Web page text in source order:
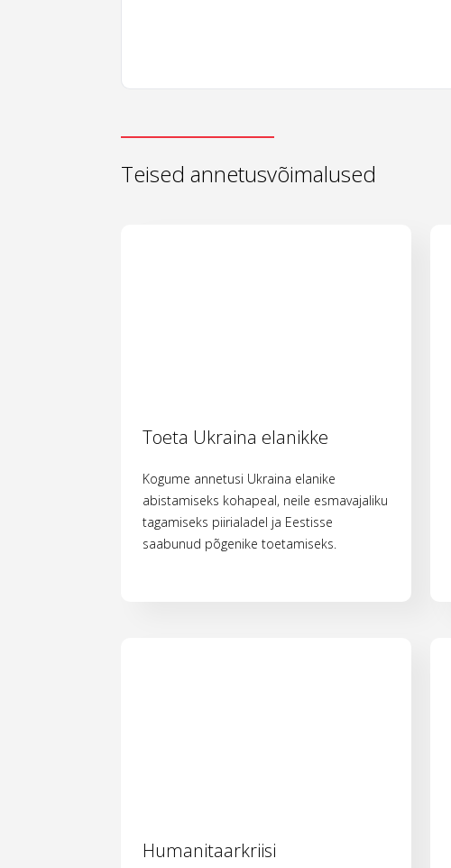
Teised annetusvõimalused
Toeta Ukraina elanikke
Kogume annetusi Ukraina elanike
abistamiseks kohapeal, neile esmavajaliku
tagamiseks piirialadel ja Eestisse
saabunud põgenike toetamiseks.
Humanitaarkriisi